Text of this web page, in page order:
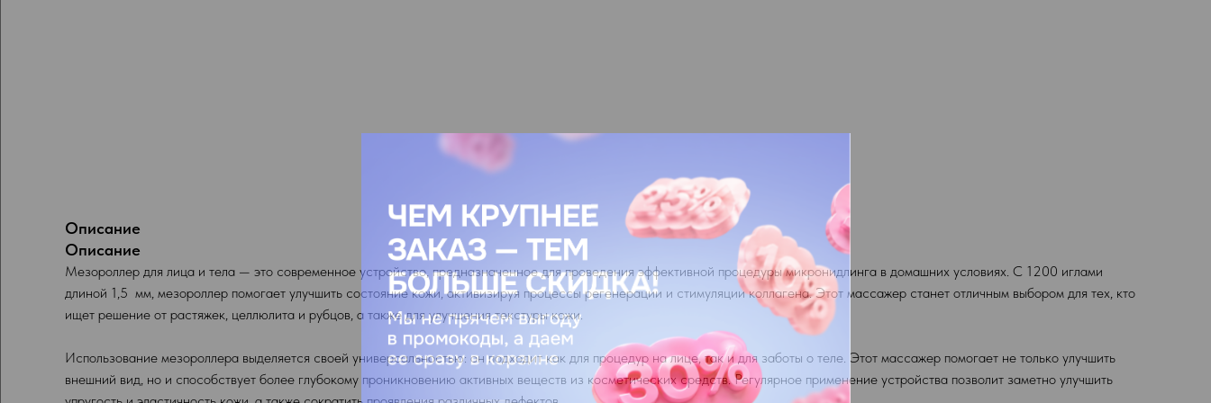
Описание
Описание
Мезороллер для лица и тела — это современное устройство, предназначенное для проведения эффективной процедуры микронидлинга в домашних условиях. С 1200 иглами
длиной 1,5 мм, мезороллер помогает улучшить состояние кожи, активизируя процессы регенерации и стимуляции коллагена. Этот массажер станет отличным выбором для тех, кто
ищет решение от растяжек, целлюлита и рубцов, а также для улучшения текстуры кожи.
Использование мезороллера выделяется своей универсальностью: он подходит как для процедур на лице, так и для заботы о теле. Этот массажер помогает не только улучшить
внешний вид, но и способствует более глубокому проникновению активных веществ из косметических средств. Регулярное применение устройства позволит заметно улучшить